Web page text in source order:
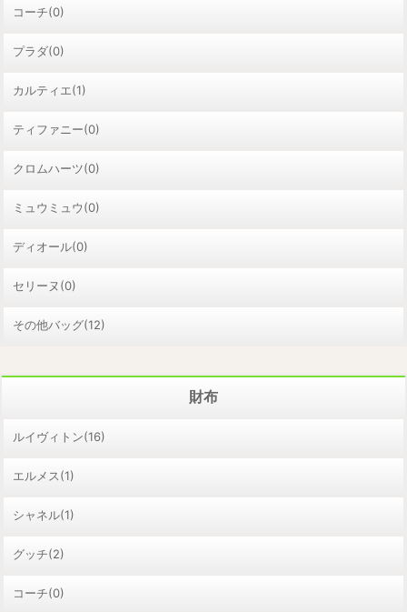
コーチ(0)
プラダ(0)
カルティエ(1)
ティファニー(0)
クロムハーツ(0)
ミュウミュウ(0)
ディオール(0)
セリーヌ(0)
その他バッグ(12)
財布
ルイヴィトン(16)
エルメス(1)
シャネル(1)
グッチ(2)
コーチ(0)